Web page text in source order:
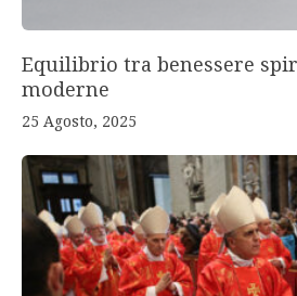
Equilibrio tra benessere
moderne
25 Agosto, 2025